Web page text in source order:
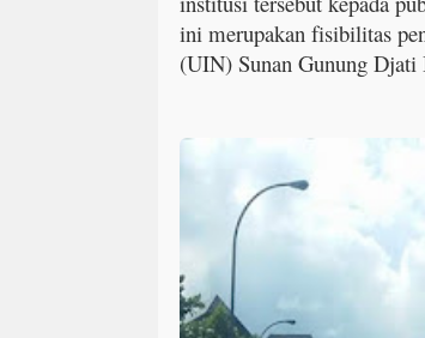
ini merupakan fisibilitas
(UIN) Sunan Gunung Djati